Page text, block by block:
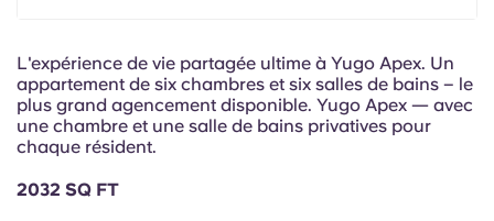
L'expérience de vie partagée ultime à Yugo Apex. Un
appartement de six chambres et six salles de bains – le
plus grand agencement disponible. Yugo Apex — avec
une chambre et une salle de bains privatives pour
chaque résident.
2032 SQ FT